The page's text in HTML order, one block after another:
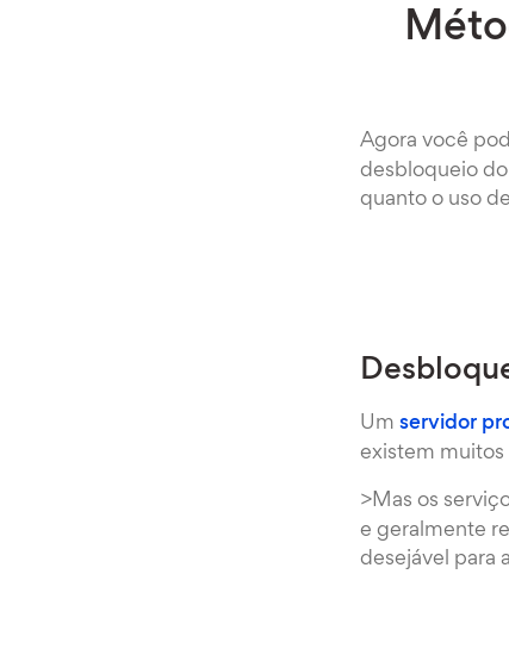
Agora você
desbloqueio do
quanto o uso
Um servidor
existem muitos
>Mas os
e geralmente
desejável para